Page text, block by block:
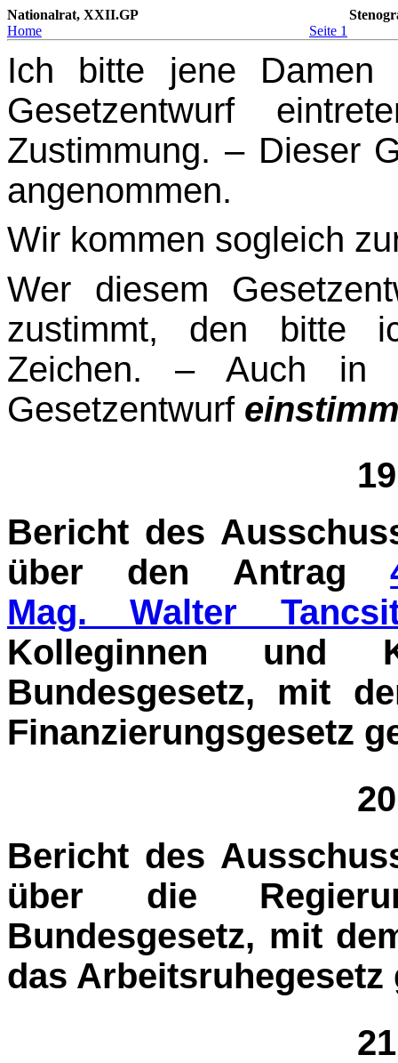
Nationalrat, XXII.GP
Home
Seite 1
Ich bitte jene
Gesetzentwurf
Zustimmung. – Dieser
angenommen.
Wir kommen sogleich
Wer diesem
zustimmt, den bitte
Zeichen. – Auch in
Gesetzentwurf
Bericht des
über den Antrag
Mag. Walter
Kolleginnen und
Bundesgesetz, mit
Finanzie­rungsgesetz
Bericht des
über die
Bundesgesetz, mit
das Arbeitsruhege­setz